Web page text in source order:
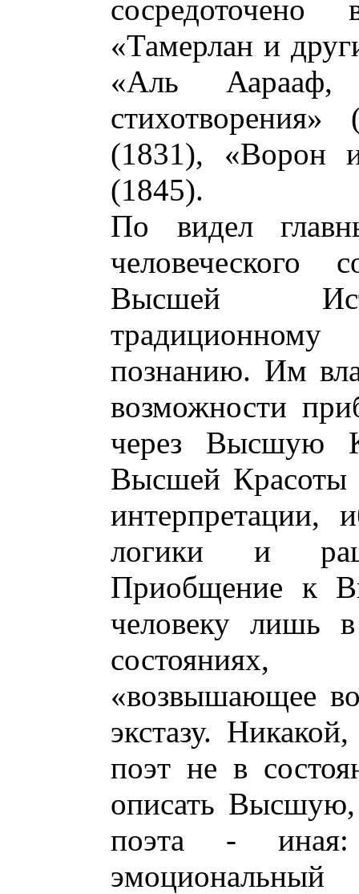
«Тамерлан и
«Аль
стихотворения»
(1831), «Ворон и
(1845).
По видел
человеческого
Высшей
познанию. Им
возможности
через Высшую
Высшей Красоты
интерпретации,
логики и
Приобщение к
человеку лишь
«возвышающее
экстазу.
поэт не в
описать
поэта - иная: